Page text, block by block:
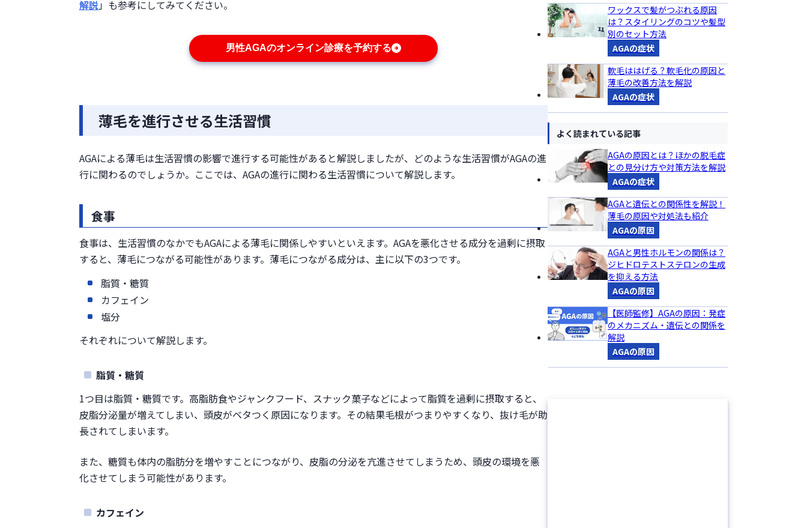
解説」も参考にしてみてください。
男性AGAのオンライン診療を予約する
薄毛を進行させる生活習慣
AGAによる薄毛は生活習慣の影響で進行する可能性があると解説しましたが、どのような生活習慣がAGAの進
行に関わるのでしょうか。ここでは、AGAの進行に関わる生活習慣について解説します。
食事
食事は、生活習慣のなかでもAGAによる薄毛に関係しやすいといえます。AGAを悪化させる成分を過剰に摂取
すると、薄毛につながる可能性があります。薄毛につながる成分は、主に以下の3つです。
脂質・糖質
カフェイン
塩分
それぞれについて解説します。
脂質・糖質
1つ目は脂質・糖質です。高脂肪食やジャンクフード、スナック菓子などによって脂質を過剰に摂取すると、
皮脂分泌量が増えてしまい、頭皮がベタつく原因になります。その結果毛根がつまりやすくなり、抜け毛が助
長されてしまいます。
また、糖質も体内の脂肪分を増やすことにつながり、皮脂の分泌を亢進させてしまうため、頭皮の環境を悪
化させてしまう可能性があります。
カフェイン
ワックスで髪がつぶれる原因
は？スタイリングのコツや髪型
別のセット方法
AGAの症状
軟毛ははげる？軟毛化の原因と
薄毛の改善方法を解説
AGAの症状
よく読まれている記事
AGAの原因とは？ほかの脱毛症
との見分け方や対策方法を解説
AGAの症状
AGAと遺伝との関係性を解説！
薄毛の原因や対処法も紹介
AGAの原因
AGAと男性ホルモンの関係は？
ジヒドロテストステロンの生成
を抑える方法
AGAの原因
【医師監修】AGAの原因：発症
のメカニズム・遺伝との関係を
解説
AGAの原因